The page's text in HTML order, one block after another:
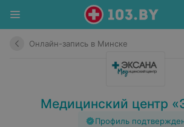
Онлайн-запись в Минске
Медицинский центр
Профиль